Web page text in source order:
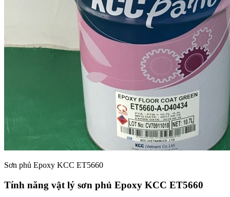
Sơn phủ Epoxy KCC ET5660
Tính năng vật lý sơn phủ Epoxy KCC ET5660